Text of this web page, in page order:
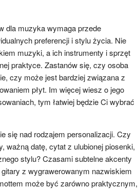
dla muzyka wymaga przede
preferencji i stylu życia. Nie
muzyki, a ich instrumenty i sprzęt
praktyce. Zastanów się, czy osoba
czy może jest bardziej związana z
płyt. Im więcej wiesz o jego
tym łatwiej będzie Ci wybrać
się nad rodzajem personalizacji. Czy
ważną datę, cytat z ulubionej piosenki,
stylu? Czasami subtelne akcenty
z wygrawerowanym nazwiskiem
może być zarówno praktycznym,